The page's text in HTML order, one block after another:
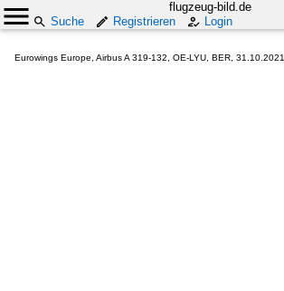
flugzeug-bild.de
Suche
Registrieren Login
Eurowings Europe, Airbus A 319-132, OE-LYU, BER, 31.10.2021